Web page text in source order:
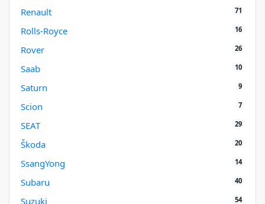
Renault 71
Rolls-Royce 16
Rover 26
Saab 10
Saturn 9
Scion 7
SEAT 29
Škoda 20
SsangYong 14
Subaru 40
Suzuki 54